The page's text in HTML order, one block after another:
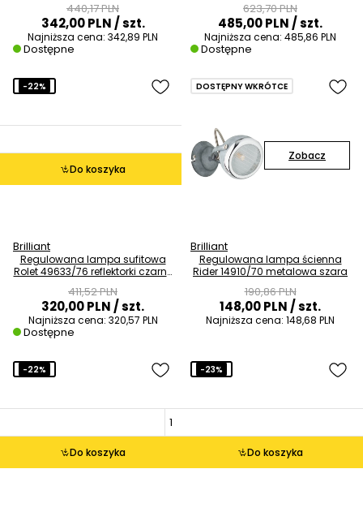
440,17 PLN
342,00 PLN/ szt.
Najniższa cena: 342,89 PLN
Dostępne
623,70 PLN
485,00 PLN/ szt.
Najniższa cena: 485,86 PLN
Dostępne
Do koszyka
-22%
Brilliant
Regulowana lampa sufitowa
Rolet 49633/76 reflektorki czarne
411,52 PLN
320,00 PLN/ szt.
Najniższa cena: 320,57 PLN
Dostępne
Zobacz
DOSTĘPNY WKRÓTCE
Brilliant
Regulowana lampa ścienna
Rider 14910/70 metalowa szara
190,86 PLN
148,00 PLN/ szt.
Najniższa cena: 148,68 PLN
Do koszyka
-22%
Do koszyka
-23%